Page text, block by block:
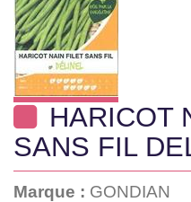
HARICOT
SANS FIL
Marque : GONDIAN